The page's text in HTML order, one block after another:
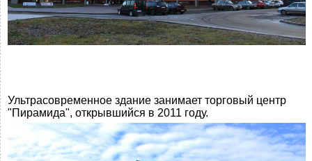
Ультрасовременное здание занимает торговый центр
"Пирамида", открывшийся в 2011 году.